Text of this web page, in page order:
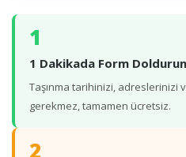
1
1 Dakikada Form Doldurun
Taşınma tarihinizi, adreslerinizi
gerekmez, tamamen ücretsiz.
2